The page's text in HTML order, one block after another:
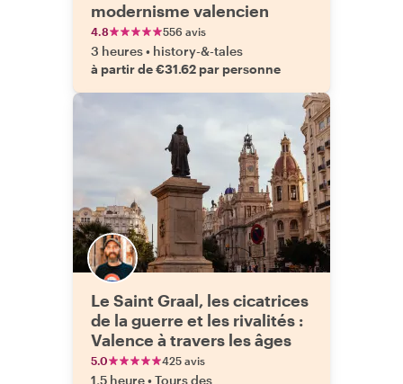
modernisme valencien
4.8 556 avis
3 heures• history-&-tales
à partir de €31.62 par personne
Le Saint Graal, les cicatrices
de la guerre et les rivalités :
Valence à travers les âges
5.0 425 avis
1,5 heure•Tours des